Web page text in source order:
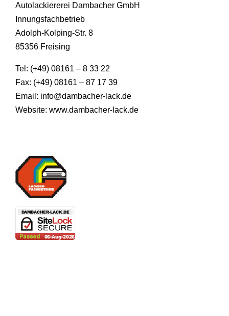
Autolackiererei Dambacher GmbH
Innungsfachbetrieb
Adolph-Kolping-Str. 8
85356 Freising
Tel: (+49) 08161 – 8 33 22
Fax: (+49) 08161 – 87 17 39
Email: info@dambacher-lack.de
Website: www.dambacher-lack.de